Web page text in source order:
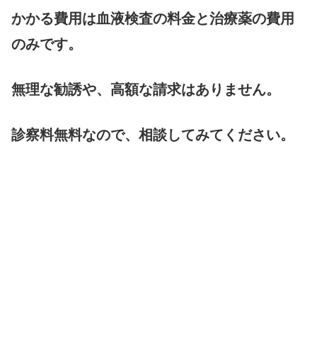
かかる費用は血液検査の料金と治療薬の費用
のみです。
無理な勧誘や、高額な請求はありません。
診察料無料なので、相談してみてください。